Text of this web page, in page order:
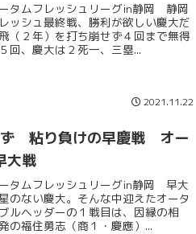
タムフレッシュリーグin静岡 静岡
シュ最終戦、勝利が欲しい慶大だ
（２年）を打ち崩せず４回まで無得
回、慶大は２死一、三塁...
2021.11.22
ず 粘り負けの早慶戦 オー
大戦
タムフレッシュリーグin静岡 早大
ない慶大。そんな中迎えたオータ
ルヘッダーの１戦目は、因縁の相
の福住勇志（商１・慶應）...